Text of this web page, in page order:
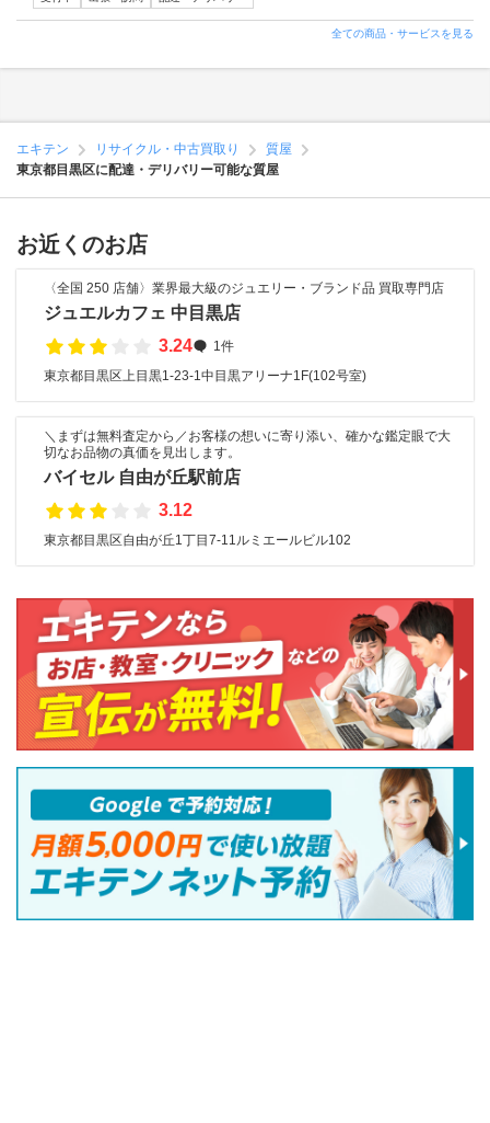
全ての商品・サービスを見る
エキテン リサイクル・中古買取り
質屋
東京都目黒区に配達・デリバリー可能な質屋
お近くのお店
〈全国 250 店舗〉業界最大級のジュエリー・ブランド品 買取専門店
ジュエルカフェ 中目黒店
3.24
1件
東京都目黒区上目黒1-23-1中目黒アリーナ1F(102号室)
＼まずは無料査定から／お客様の想いに寄り添い、確かな鑑定眼で大
切なお品物の真価を見出します。
バイセル 自由が丘駅前店
3.12
東京都目黒区自由が丘1丁目7-11ルミエールビル102